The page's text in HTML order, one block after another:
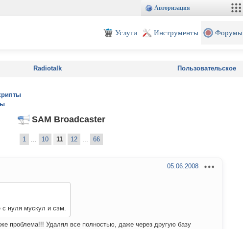
Авторизация
Услуги Инструменты Форумы
Radiotalk Пользовательское
SAM Broadcaster
1 ... 10 11 12 ... 66
05.06.2008
с нуля мускул и сэм.
проблема!!! Удалял все полностью, даже через другую базу